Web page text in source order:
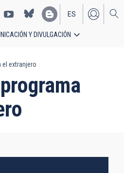
EN
ES
Y DIVULGACIÓN
el extranjero